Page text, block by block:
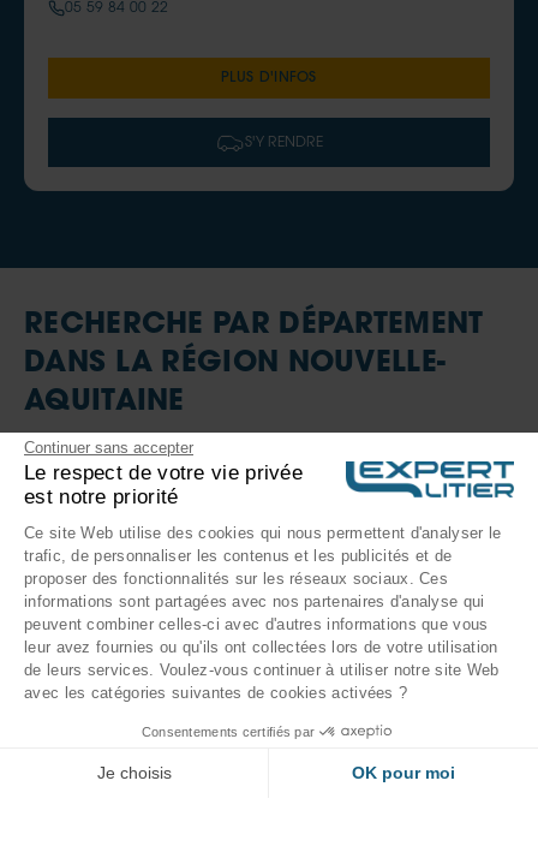
05 59 84 00 22
PLUS D'INFOS
S'Y RENDRE
RECHERCHE PAR DÉPARTEMENT
DANS LA RÉGION NOUVELLE-
AQUITAINE
Charente-Maritime (17) Dordogne (24)
Lot-et-Garonne (47)
Pyrénées-Atlantiques (64)
Expert Litier
Qui sommes-nous ?
Rejoindre le réseau Expert Litier
Besoin d'aide
Blog et Guide literie
Contactez-nous
Matelas pas cher
Continuer sans accepter
Le respect de votre vie privée
est notre priorité
Ce site Web utilise des cookies qui nous permettent d'analyser le
trafic, de personnaliser les contenus et les publicités et de
proposer des fonctionnalités sur les réseaux sociaux. Ces
informations sont partagées avec nos partenaires d'analyse qui
peuvent combiner celles-ci avec d'autres informations que vous
leur avez fournies ou qu'ils ont collectées lors de votre utilisation
de leurs services. Voulez-vous continuer à utiliser notre site Web
avec les catégories suivantes de cookies activées ?
Consentements certifiés par
Je choisis OK pour moi